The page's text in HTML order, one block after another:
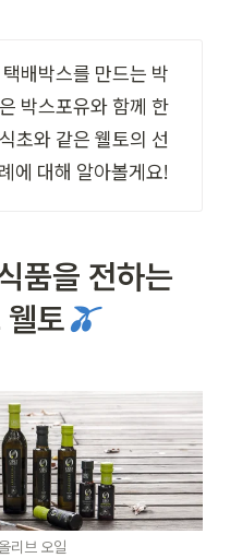
배박스를 만드는 박
박스포유와 함께 한
초와 같은 웰토의 선
에 대해 알아볼게요!
품을 전하는
토🫒
리브 오일